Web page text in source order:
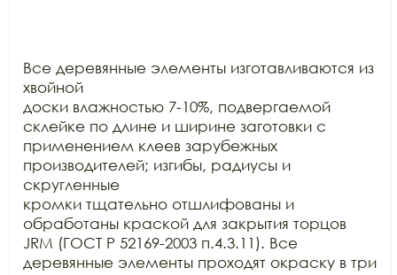
Все деревянные элементы изготавливаются из
хвойной
доски влажностью 7-10%, подвергаемой
склейке по длине и ширине заготовки с
применением клеев зарубежных
производителей; изгибы, радиусы и
скругленные
кромки тщательно отшлифованы и
обработаны краской для закрытия торцов
JRM (ГОСТ Р 52169-2003 п.4.3.11). Все
деревянные элементы проходят окраску в три